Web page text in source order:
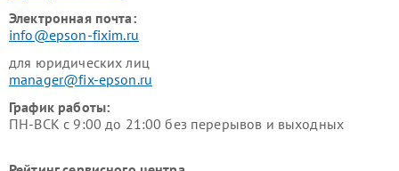
Электронная почта:
info@epson-fixim.ru
для юридических лиц
manager@fix-epson.ru
График работы:
ПН-ВСК с 9:00 до 21:00 без перерывов и выходных